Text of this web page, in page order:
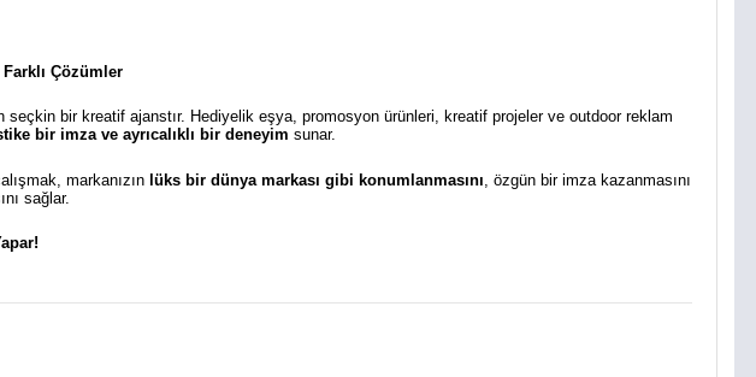
Çözümler
bir kreatif ajanstır. Hediyelik eşya, promosyon ürünleri, kreatif projeler ve outdoor reklam
bir imza ve ayrıcalıklı bir deneyim sunar.
markanızın lüks bir dünya markası gibi konumlanmasını , özgün bir imza kazanmasını
sağlar.